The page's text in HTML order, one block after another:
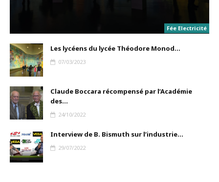
Fée Electricité
Les lycéens du lycée Théodore Monod...
07/03/2023
Claude Boccara récompensé par l’Académie
des...
24/10/2022
Interview de B. Bismuth sur l’industrie...
29/07/2022